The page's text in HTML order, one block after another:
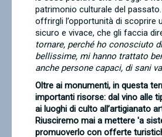
patrimonio culturale del
offrirgli l’opportunità di scoprire
sicuro e vivace, che gli faccia
tornare, perché ho conosciuto
bellissime, mi hanno trattato
anche persone capaci, di sani
Oltre ai monumenti, in questa
importanti risorse: dal vino alle
ai luoghi di culto all’artigianato
Riusciremo mai a mettere 'a
promuoverlo con offerte